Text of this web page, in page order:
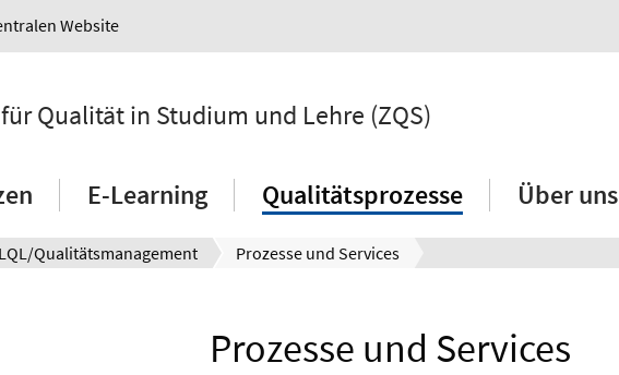
Website
Qualität in Studium und Lehre (ZQS)
E-Learning Qualitätsprozesse Über uns
LQL/Qualitätsmanagement Prozesse und Services
Prozesse und Services